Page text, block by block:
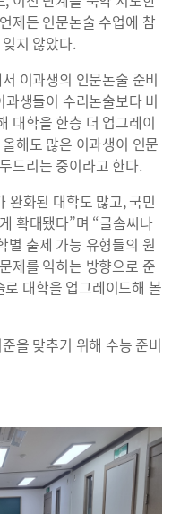
제든 인문논술 수업에 참
지 않았다.
이과생의 인문논술 준비
과생들이 수리논술보다 비
대학을 한층 더 업그레이
해도 많은 이과생이 인문
드리는 중이라고 한다.
완화된 대학도 많고, 국민
확대됐다”며 “글솜씨나
별 출제 가능 유형들의 원
제를 익히는 방향으로 준
대학을 업그레이드해 볼
을 맞추기 위해 수능 준비